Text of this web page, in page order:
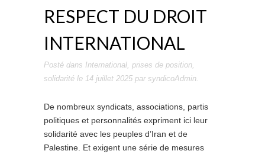
RESPECT DU DROIT
INTERNATIONAL
Posté dans International, prises de position,
solidarité le 14 juillet 2025 par syndicoAdmin.
De nombreux syndicats, associations, partis
politiques et personnalités expriment ici leur
solidarité avec les peuples d’Iran et de
Palestine. Et exigent une série de mesures